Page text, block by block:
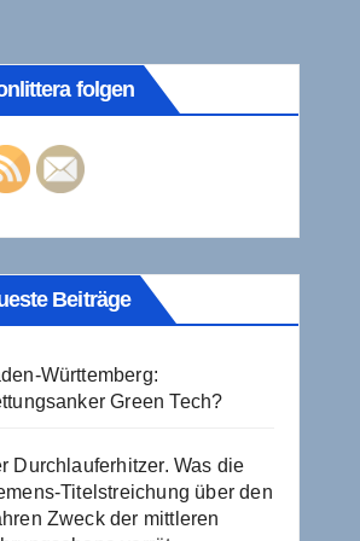
folgen
Beiträge
Württemberg:
Green Tech?
Durchlauferhitzer. Was die
Titelstreichung über den
Zweck der mittleren